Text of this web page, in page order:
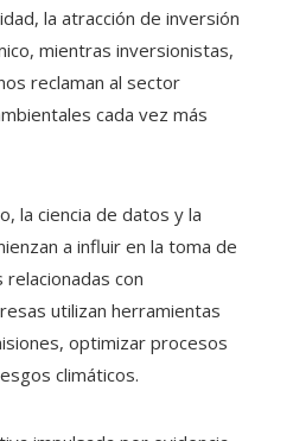
la atracción de inversión
mientras inversionistas,
reclaman al sector
cada vez más
la ciencia de datos y la
a influir en la toma de
con
utilizan herramientas
optimizar procesos
climáticos.